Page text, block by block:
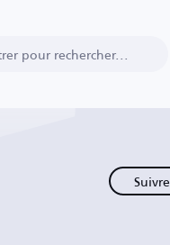
Suivre